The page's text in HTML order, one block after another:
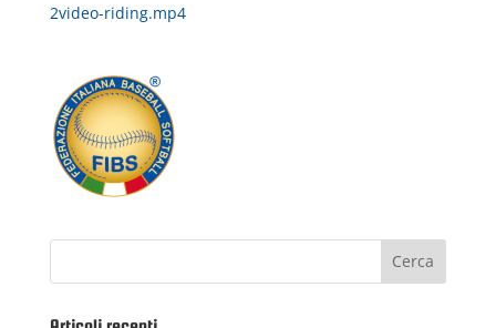
2video-riding.mp4